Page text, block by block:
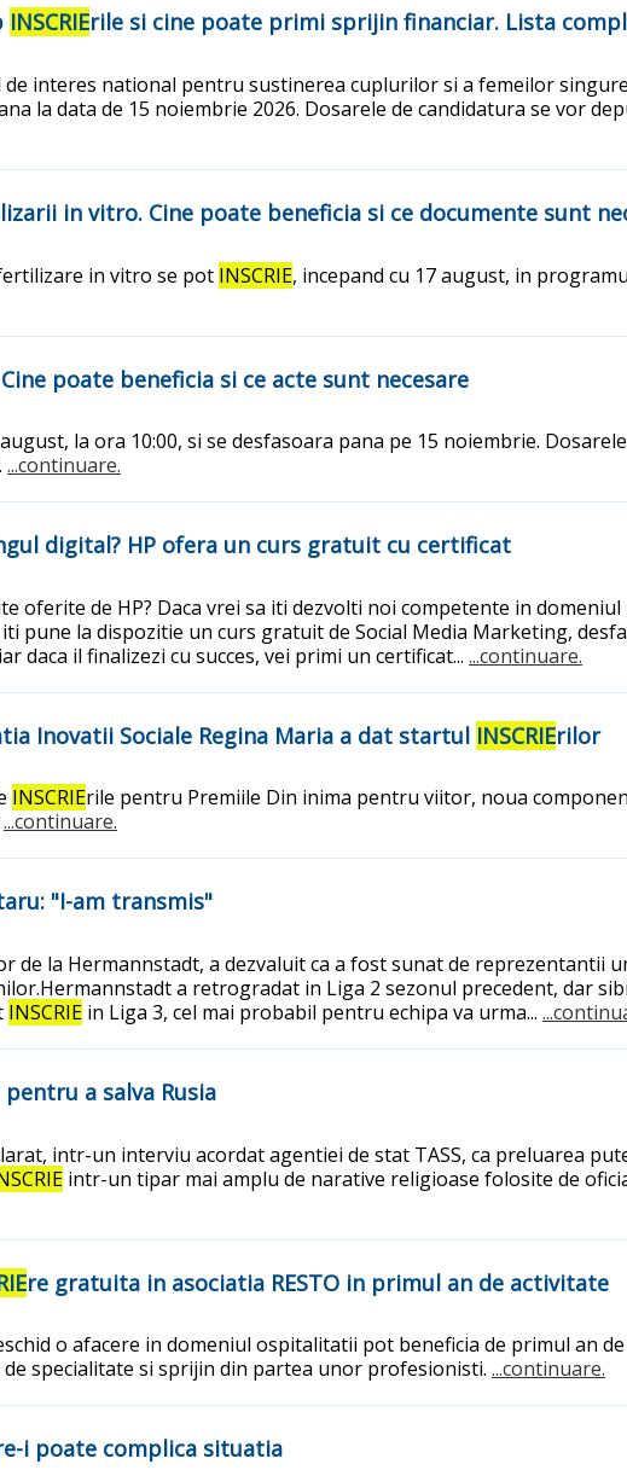
INSCRIErile si cine poate primi sprijin financiar. Lista
interes national pentru sustinerea cuplurilor si a femeilor
la data de 15 noiembrie 2026. Dosarele de candidatura se vor
in vitro. Cine poate beneficia si ce documente sunt
in vitro se pot INSCRIE, incepand cu 17 august, in
poate beneficia si ce acte sunt necesare
la ora 10:00, si se desfasoara pana pe 15 noiembrie.
...continuare.
digital? HP ofera un curs gratuit cu certificat
oferite de HP? Daca vrei sa iti dezvolti noi competente in
pune la dispozitie un curs gratuit de Social Media Marketing,
daca il finalizezi cu succes, vei primi un certificat... ...continuare.
Inovatii Sociale Regina Maria a dat startul INSCRIErilor
INSCRIErile pentru Premiile Din inima pentru viitor, noua
...continuare.
"I-am transmis"
de la Hermannstadt, a dezvaluit ca a fost sunat de reprezentantii
a retrogradat in Liga 2 sezonul precedent, dar
INSCRIE in Liga 3, cel mai probabil pentru echipa va urma...
a salva Rusia
intr-un interviu acordat agentiei de stat TASS, ca preluarea
intr-un tipar mai amplu de narative religioase folosite de
re gratuita in asociatia RESTO in primul an de activitate
o afacere in domeniul ospitalitatii pot beneficia de primul an
specialitate si sprijin din partea unor profesionisti. ...continuare.
i poate complica situatia